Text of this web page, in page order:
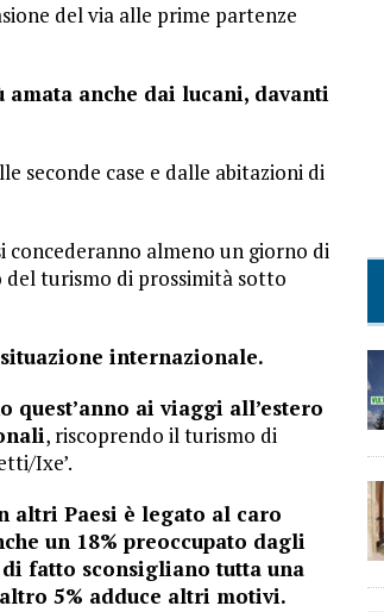
del via alle prime partenze
anche dai lucani, davanti
seconde case e dalle abitazioni di
concederanno almeno un giorno di
turismo di prossimità sotto
internazionale.
ai viaggi all’estero
, riscoprendo il turismo di
Ixe’.
altri Paesi è legato al caro
un 18% preoccupato dagli
fatto sconsigliano tutta una
5% adduce altri motivi.